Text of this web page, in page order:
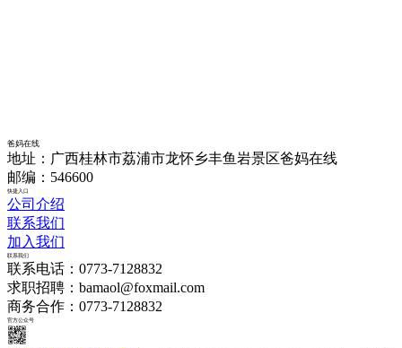
爸妈在线
地址：广西桂林市荔浦市龙怀乡丰鱼岩景区爸妈在线
邮编：546600
快捷入口
公司介绍
联系我们
加入我们
联系我们
联系电话：0773-7128832
求职招聘：bamaol@foxmail.com
商务合作：0773-7128832
官方公众号